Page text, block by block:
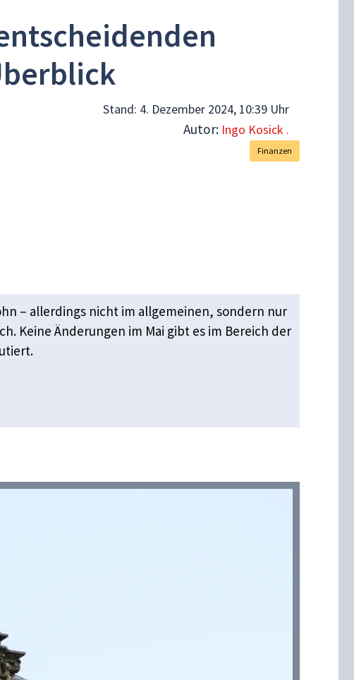
Stand: 4. Dezember 2024, 10:39 Uhr
Autor: Ingo Kosick .
Finanzen
– allerdings nicht im allgemeinen, sondern nur
Keine Änderungen im Mai gibt es im Bereich der